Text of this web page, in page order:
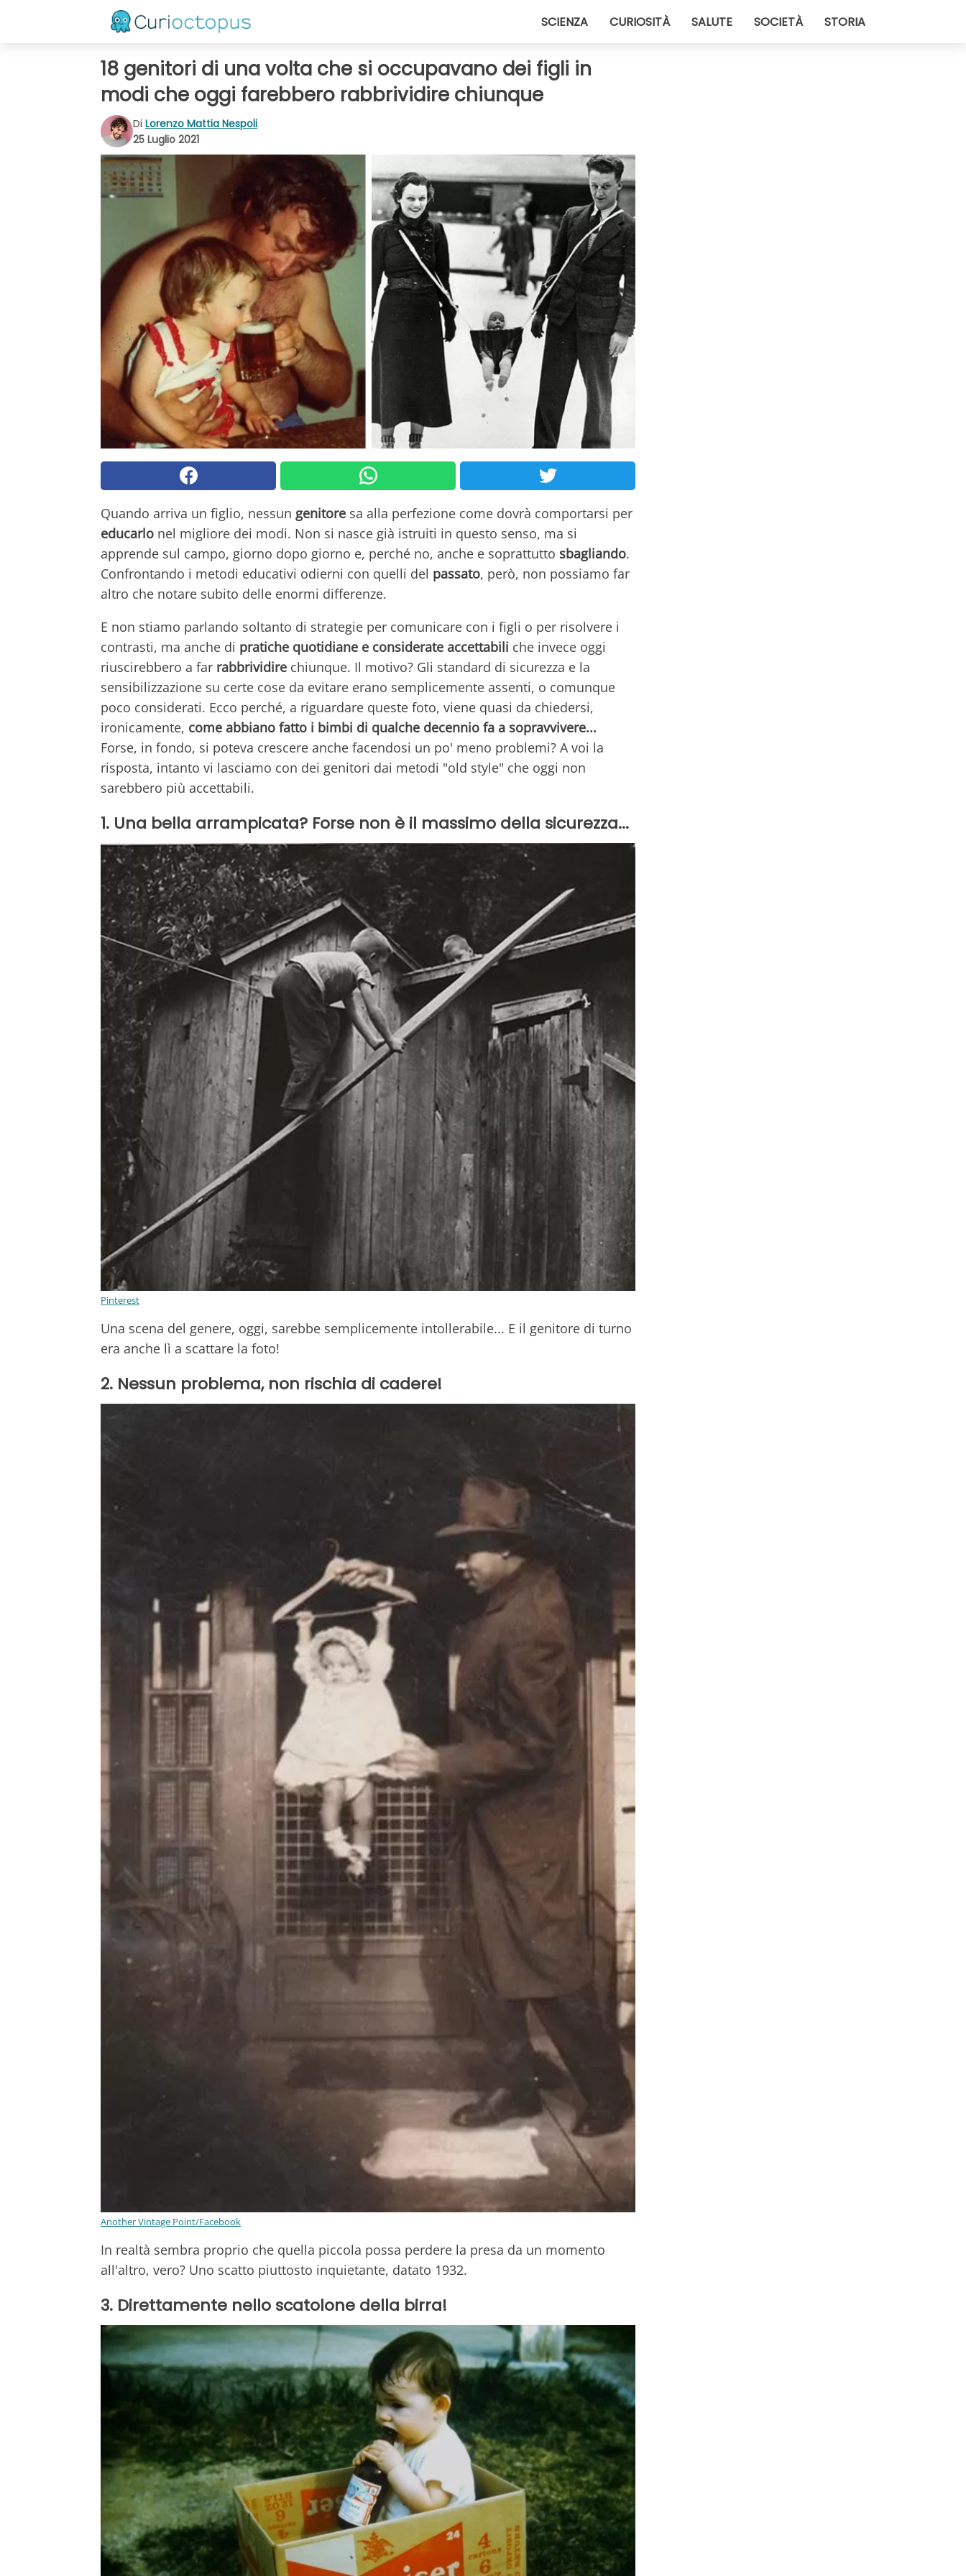
SCIENZA CURIOSITÀ SALUTE SOCIETÀ STORIA
18 genitori di una volta che si occupavano dei figli in
modi che oggi farebbero rabbrividire chiunque
Di Lorenzo Mattia Nespoli
25 Luglio 2021
Quando arriva un figlio, nessun genitore sa alla perfezione come dovrà comportarsi per
educarlo nel migliore dei modi. Non si nasce già istruiti in questo senso, ma si
apprende sul campo, giorno dopo giorno e, perché no, anche e soprattutto sbagliando.
Confrontando i metodi educativi odierni con quelli del passato, però, non possiamo far
altro che notare subito delle enormi differenze.
E non stiamo parlando soltanto di strategie per comunicare con i figli o per risolvere i
contrasti, ma anche di pratiche quotidiane e considerate accettabili che invece oggi
riuscirebbero a far rabbrividire chiunque. Il motivo? Gli standard di sicurezza e la
sensibilizzazione su certe cose da evitare erano semplicemente assenti, o comunque
poco considerati. Ecco perché, a riguardare queste foto, viene quasi da chiedersi,
ironicamente, come abbiano fatto i bimbi di qualche decennio fa a sopravvivere...
Forse, in fondo, si poteva crescere anche facendosi un po' meno problemi? A voi la
risposta, intanto vi lasciamo con dei genitori dai metodi "old style" che oggi non
sarebbero più accettabili.
1. Una bella arrampicata? Forse non è il massimo della sicurezza...
Pinterest
Una scena del genere, oggi, sarebbe semplicemente intollerabile... E il genitore di turno
era anche lì a scattare la foto!
2. Nessun problema, non rischia di cadere!
Another Vintage Point/Facebook
In realtà sembra proprio che quella piccola possa perdere la presa da un momento
all'altro, vero? Uno scatto piuttosto inquietante, datato 1932.
3. Direttamente nello scatolone della birra!